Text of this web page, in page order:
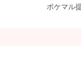
ポケマル